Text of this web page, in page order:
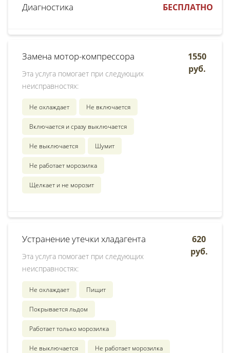
Диагностика БЕСПЛАТНО
Замена мотор-компрессора
Эта услуга помогает при следующих
неисправностях:
Не охлаждает Не включается
Включается и сразу выключается
Не выключается Шумит
Не работает морозилка
Щелкает и не морозит
1550
руб.
Устранение утечки хладагента
Эта услуга помогает при следующих
неисправностях:
Не охлаждает Пищит
Покрывается льдом
Работает только морозилка
Не выключается Не работает морозилка
620
руб.